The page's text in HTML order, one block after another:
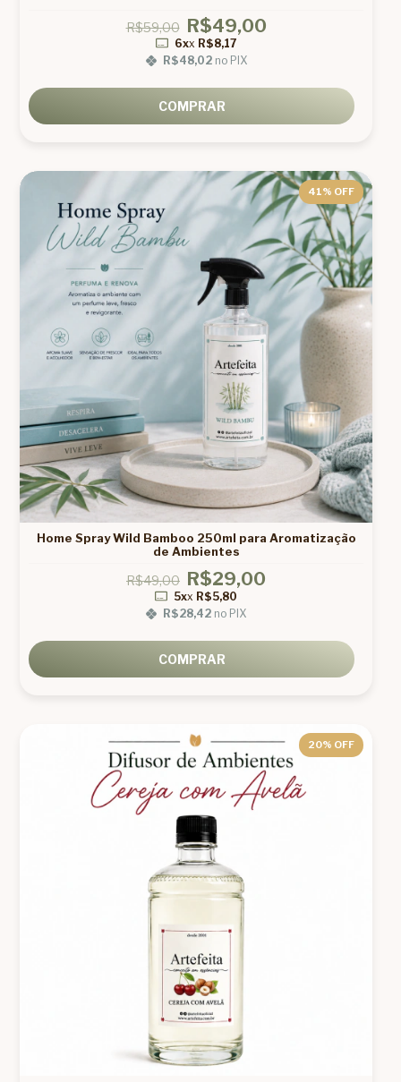
R$59,00 R$49,00
6xx R$8,17
R$48,02no PIX
COMPRAR
41% OFF
Home Spray Wild Bamboo 250ml para Aromatização
de Ambientes
R$49,00 R$29,00
5xx R$5,80
R$28,42 no PIX
COMPRAR
20% OFF